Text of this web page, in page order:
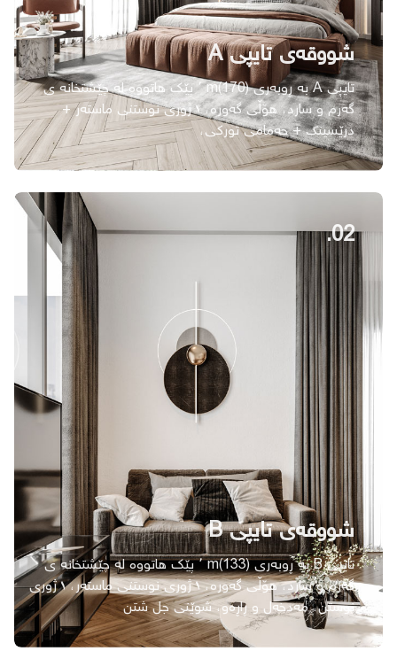
شووقەی تایپی A
تایپی A بە ڕوبەری (170)m ٬ پێك ھاتووە لە چێشتخانە ی
گەرم و سارد، ھۆڵی گەورە، ١ ژوری نوستنی ماستەر +
درێسینگ + حەمامی توركی،
02.
شووقەی تایپی B
تایپی B بە ڕوبەری (133)m ٬ پێك ھاتووە لە چێشتخانە ی
گەرم و سارد، ھۆڵی گەورە، ١ ژوری نوستنی ماستەر، ١ ژوری
نوستن، مەدخەل و ڕاڕەو، شوێنی جل شتن